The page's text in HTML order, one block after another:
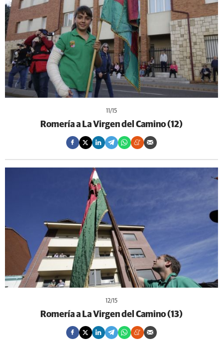
11/15
Romería a La Virgen del Camino (12)
12/15
Romería a La Virgen del Camino (13)